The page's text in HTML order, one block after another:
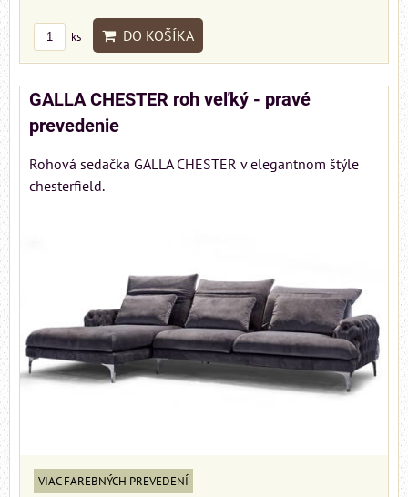
ks DO KOŠÍKA
GALLA CHESTER roh veľký - pravé
prevedenie
Rohová sedačka GALLA CHESTER v elegantnom štýle
chesterfield.
VIAC FAREBNÝCH PREVEDENÍ